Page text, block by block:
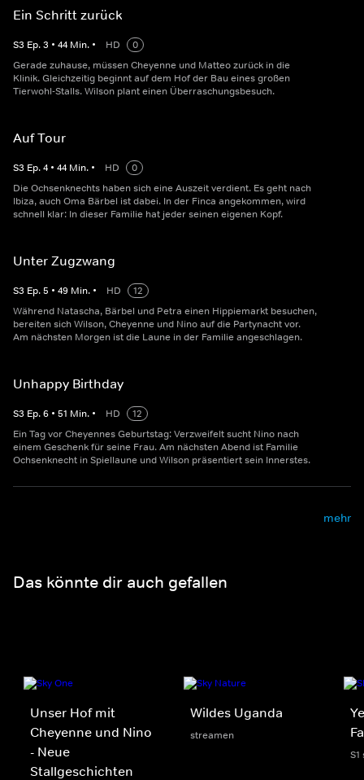
Ein Schritt zurück
S3 Ep.3 • 44 Min. • HD
0
Gerade zuhause, müssen Cheyenne und Matteo zurück in die
Klinik. Gleichzeitig beginnt auf dem Hof der Bau eines großen
Tierwohl-Stalls. Wilson plant einen Überraschungsbesuch.
Auf Tour
S3 Ep.4 • 44 Min. • HD
0
Die Ochsenknechts haben sich eine Auszeit verdient. Es geht nach
Ibiza, auch Oma Bärbel ist dabei. In der Finca angekommen, wird
schnell klar: In dieser Familie hat jeder seinen eigenen Kopf.
Unter Zugzwang
S3 Ep.5 • 49 Min. • HD
12
Während Natascha, Bärbel und Petra einen Hippiemarkt besuchen,
bereiten sich Wilson, Cheyenne und Nino auf die Partynacht vor.
Am nächsten Morgen ist die Laune in der Familie angeschlagen.
Unhappy Birthday
S3 Ep.6 • 51 Min. • HD
12
Ein Tag vor Cheyennes Geburtstag: Verzweifelt sucht Nino nach
einem Geschenk für seine Frau. Am nächsten Abend ist Familie
Ochsenknecht in Spiellaune und Wilson präsentiert sein Innerstes.
mehr
Das könnte dir auch gefallen
Unser Hof mit
Cheyenne und Nino
- Neue
Stallgeschichten
Wildes Uganda
streamen